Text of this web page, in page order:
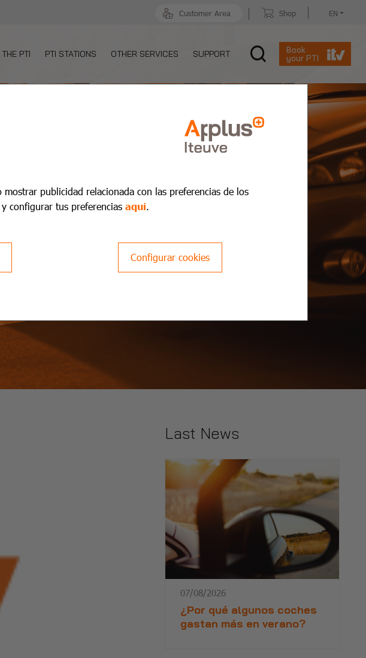
Customer Area Shop EN
THE PTI PTI STATIONS OTHER SERVICES SUPPORT
Book
your PTI
Last News
07/08/2026
¿Por qué algunos coches
gastan más en verano?
publicidad relacionada con las preferencias de los
configurar tus preferencias aquí.
Configurar cookies